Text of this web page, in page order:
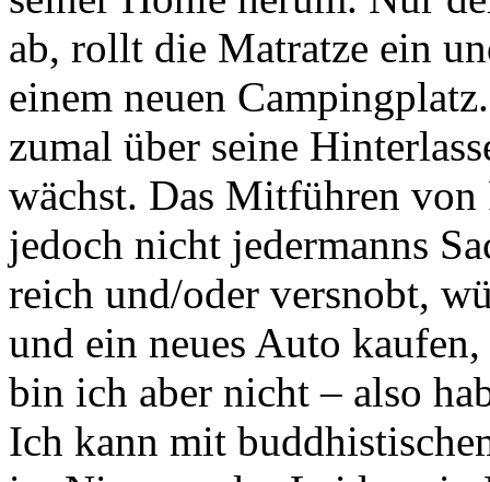
ab, rollt die Matratze ein
einem neuen
zumal über seine
wächst. Das Mitführen
jedoch nicht jedermanns
reich und/oder versnobt,
und ein neues Auto
bin ich aber nicht – also
Ich kann mit